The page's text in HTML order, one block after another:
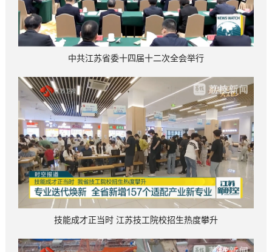
中共江苏省委十四届十二次全会举行
技能成才正当时 江苏技工院校招生热度攀升